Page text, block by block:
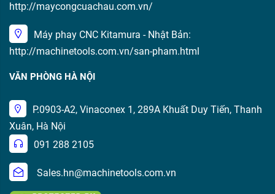
http://maycongcuachau.com.vn/
Máy phay CNC Kitamura - Nhật Bản:
http://machinetools.com.vn/san-pham.html
VĂN PHÒNG HÀ NỘI
P.0903-A2, Vinaconex 1, 289A Khuất Duy Tiến, Thanh
Xuân, Hà Nội
091 288 2105
Sales.hn@machinetools.com.vn